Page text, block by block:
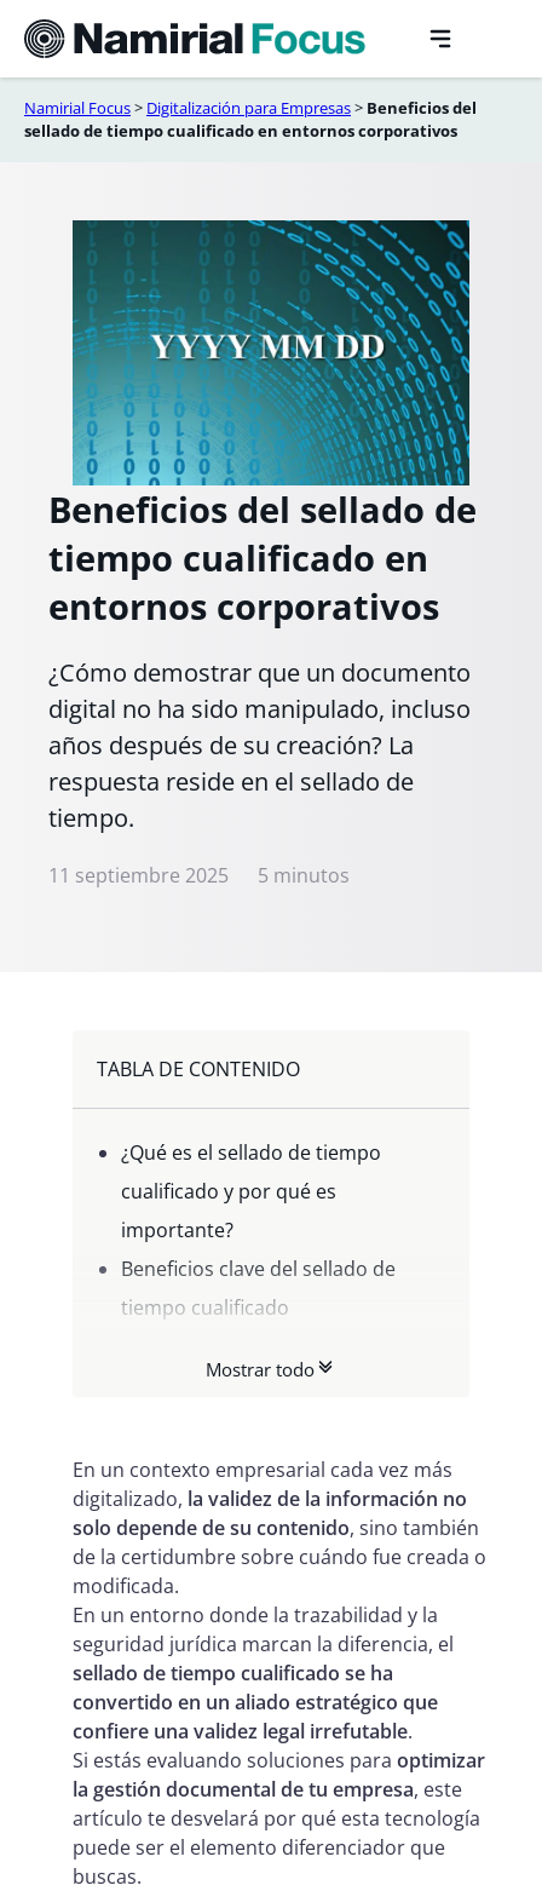
Saltar
contenido
Namirial Focus> Digitalización para Empresas> Beneficios del
sellado de tiempo cualificado en entornos corporativos
Beneficios del sellado de
tiempo cualificado en
entornos corporativos
¿Cómo demostrar que un documento
digital no ha sido manipulado, incluso
años después de su creación? La
respuesta reside en el sellado de
tiempo.
11 septiembre 2025 5 minutos
TABLA DE CONTENIDO
¿Qué es el sellado de tiempo
cualificado y por qué es
importante?
Beneficios clave del sellado de
tiempo cualificado
tiempo cualificado?
cualificado de sellado de tiempo?
Sellos de tiempo Namirial: garantía
de integridad y validez legal
Mostrar todo
En un contexto empresarial cada vez más
digitalizado, la validez de la información no
solo depende de su contenido, sino también
de la certidumbre sobre cuándo fue creada o
modificada.
En un entorno donde la trazabilidad y la
seguridad jurídica marcan la diferencia, el
sellado de tiempo cualificado se ha
convertido en un aliado estratégico que
confiere una validez legal irrefutable.
Si estás evaluando soluciones para optimizar
la gestión documental de tu empresa, este
artículo te desvelará por qué esta tecnología
puede ser el elemento diferenciador que
buscas.